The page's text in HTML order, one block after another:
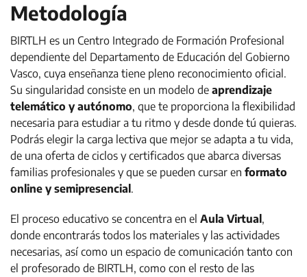
Metodología
BIRTLH es un Centro Integrado de Formación Profesional
dependiente del Departamento de Educación del Gobierno
Vasco, cuya enseñanza tiene pleno reconocimiento oficial.
Su singularidad consiste en un modelo de aprendizaje
telemático y autónomo, que te proporciona la flexibilidad
necesaria para estudiar a tu ritmo y desde donde tú quieras.
Podrás elegir la carga lectiva que mejor se adapta a tu vida,
de una oferta de ciclos y certificados que abarca diversas
familias profesionales y que se pueden cursar en formato
online y semipresencial .
El proceso educativo se concentra en el Aula Virtual ,
donde encontrarás todos los materiales y las actividades
necesarias, así como un espacio de comunicación tanto con
el profesorado de BIRTLH, como con el resto de las